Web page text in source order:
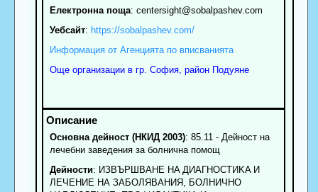
Електронна поща: centersight@sobalpashev.com
Уебсайт: https://sobalpashev.com/
Информация от Агенцията по вписванията
Още организации в гр. София, район Подуяне
Основна дейност (НКИД 2003): 85.11 - Дейност на
лечебни заведения за болнична помощ
Дейности: ИЗBЪPШBAHE HA ДИAГHOCTИKA И
ЛЕЧЕНИЕ НА ЗАБОЛЯВАНИЯ, БОЛНИЧНО